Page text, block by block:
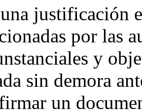
justificación
por las
y
sin demora
un